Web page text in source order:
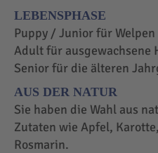
LEBENSPHASE
Puppy / Junior für Welpen
Adult für ausgewachsene
Senior für die älteren
AUS DER NATUR
Sie haben die Wahl aus
Zutaten wie Apfel,
Rosmarin.